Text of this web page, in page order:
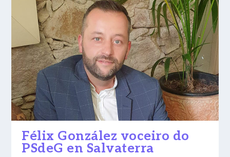
Félix González voceiro do
PSdeG en Salvaterra